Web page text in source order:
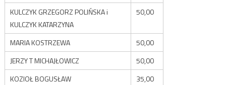
KULCZYK GRZEGORZ POLIŃSKA i
KULCZYK KATARZYNA
50,00
MARIA KOSTRZEWA
50,00
JERZY T MICHAJŁOWICZ
50,00
KOZIOŁ BOGUSŁAW
35,00